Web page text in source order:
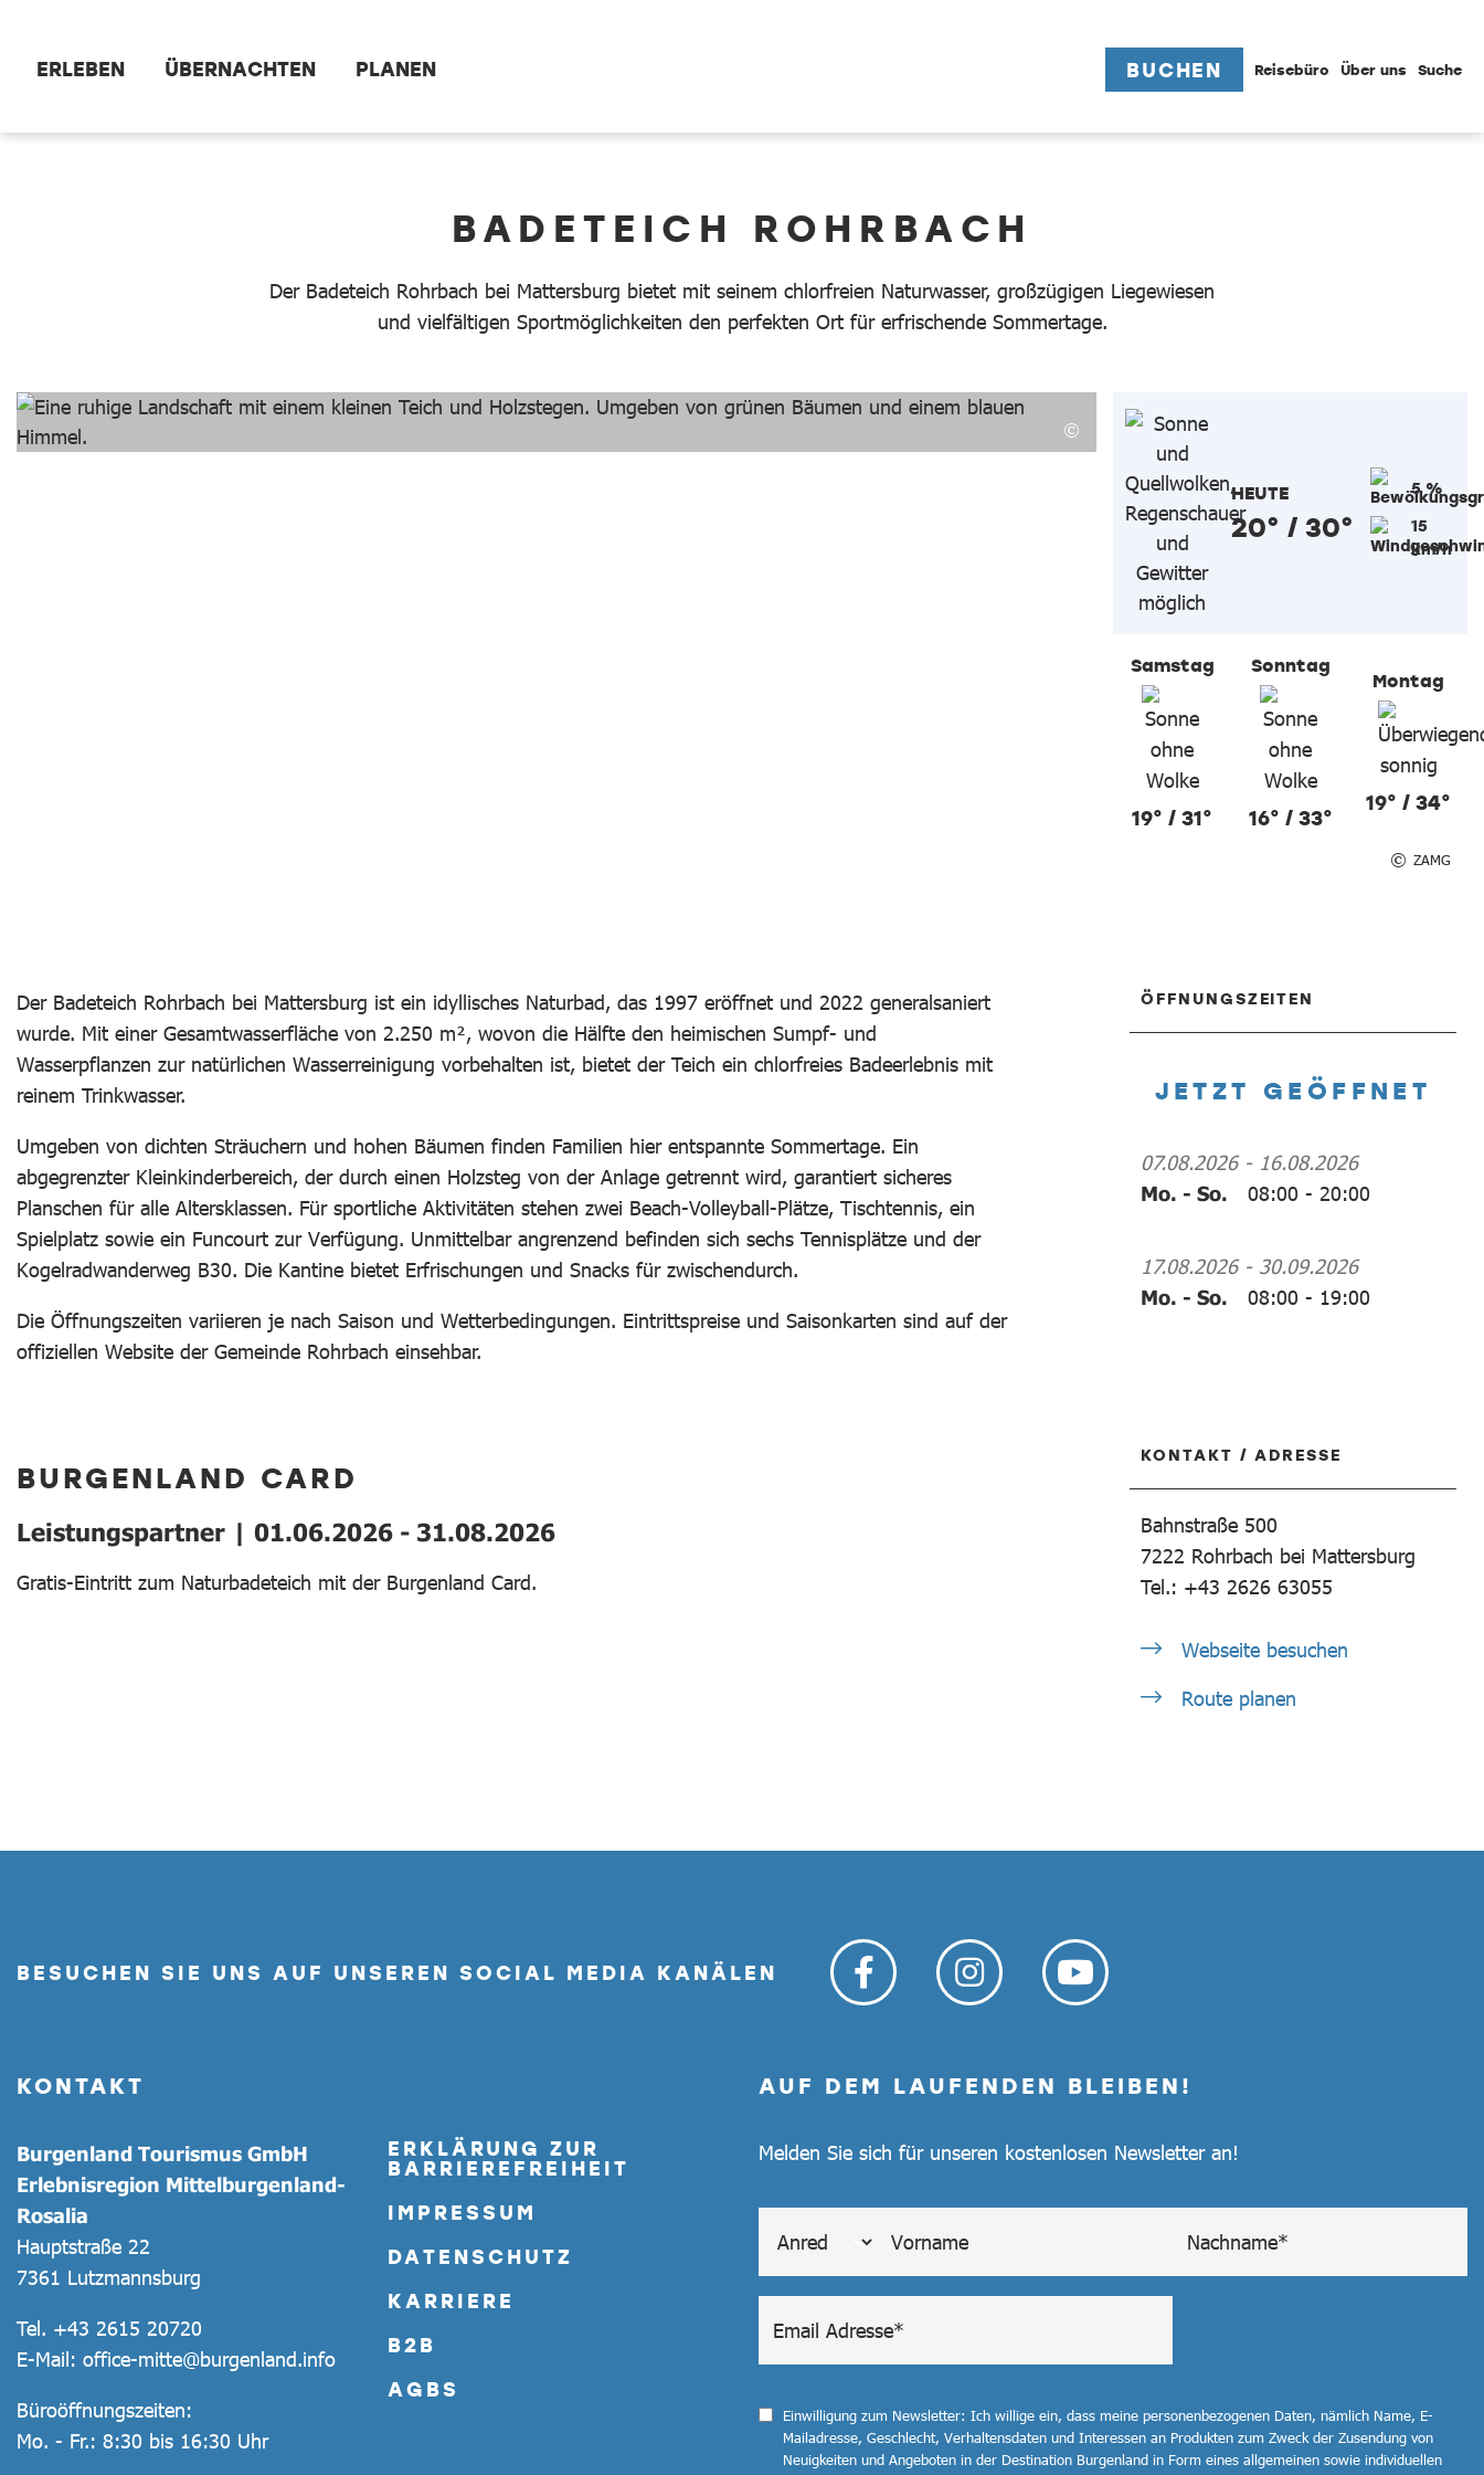
ERLEBEN ÜBERNACHTEN PLANEN BUCHEN Reisebüro Über uns Suche
BADETEICH ROHRBACH
Der Badeteich Rohrbach bei Mattersburg bietet mit seinem chlorfreien Naturwasser, großzügigen Liegewiesen
und vielfältigen Sportmöglichkeiten den perfekten Ort für erfrischende Sommertage.
HEUTE
20° / 30°
5 %
15
km/h
Samstag
19° / 31°
Sonntag
16° / 33°
Montag
19° / 34°
ZAMG
Der Badeteich Rohrbach bei Mattersburg ist ein idyllisches Naturbad, das 1997 eröffnet und 2022 generalsaniert
wurde. Mit einer Gesamtwasserfläche von 2.250 m², wovon die Hälfte den heimischen Sumpf- und
Wasserpflanzen zur natürlichen Wasserreinigung vorbehalten ist, bietet der Teich ein chlorfreies Badeerlebnis mit
reinem Trinkwasser.
Umgeben von dichten Sträuchern und hohen Bäumen finden Familien hier entspannte Sommertage. Ein
abgegrenzter Kleinkinderbereich, der durch einen Holzsteg von der Anlage getrennt wird, garantiert sicheres
Planschen für alle Altersklassen. Für sportliche Aktivitäten stehen zwei Beach-Volleyball-Plätze, Tischtennis, ein
Spielplatz sowie ein Funcourt zur Verfügung. Unmittelbar angrenzend befinden sich sechs Tennisplätze und der
Kogelradwanderweg B30. Die Kantine bietet Erfrischungen und Snacks für zwischendurch.
Die Öffnungszeiten variieren je nach Saison und Wetterbedingungen. Eintrittspreise und Saisonkarten sind auf der
offiziellen Website der Gemeinde Rohrbach einsehbar.
BURGENLAND CARD
Leistungspartner | 01.06.2026 - 31.08.2026
Gratis-Eintritt zum Naturbadeteich mit der Burgenland Card.
ÖFFNUNGSZEITEN
JETZT GEÖFFNET
07.08.2026- 16.08.2026
Mo. - So.
08:00 - 20:00
17.08.2026- 30.09.2026
Mo. - So.
08:00 - 19:00
KONTAKT / ADRESSE
Bahnstraße 500
7222 Rohrbach bei Mattersburg
Tel.: +43 2626 63055
Webseite besuchen
Route planen
BESUCHEN SIE UNS AUF UNSEREN SOCIAL MEDIA KANÄLEN
KONTAKT
Burgenland Tourismus GmbH
Erlebnisregion Mittelburgenland-
Rosalia
Hauptstraße 22
7361 Lutzmannsburg
Tel. +43 2615 20720
E-Mail: office-mitte@burgenland.info
Büroöffnungszeiten:
Mo. - Fr.: 8:30 bis 16:30 Uhr
ERKLÄRUNG ZUR
BARRIEREFREIHEIT
IMPRESSUM
DATENSCHUTZ
KARRIERE
B2B
AGBS
AUF DEM LAUFENDEN BLEIBEN!
Melden Sie sich für unseren kostenlosen Newsletter an!
Einwilligung zum Newsletter: Ich willige ein, dass meine personenbezogenen Daten, nämlich Name, E-
Mailadresse, Geschlecht, Verhaltensdaten und Interessen an Produkten zum Zweck der Zusendung von
Neuigkeiten und Angeboten in der Destination Burgenland in Form eines allgemeinen sowie individuellen